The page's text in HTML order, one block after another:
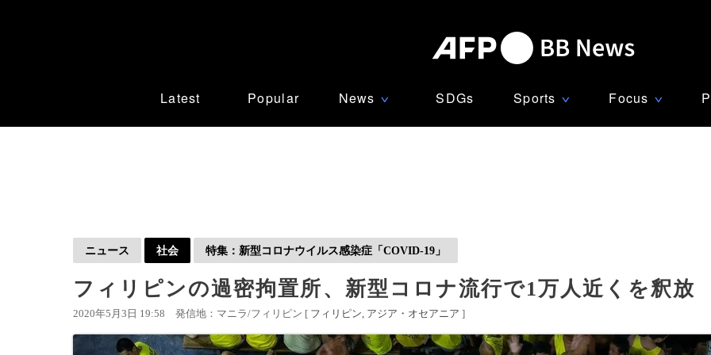
Latest Popular News ∨ SDGs Sports ∨ Focus ∨
ニュース 社会 特集：新型コロナウイルス感染症「COVID-19」
フィリピンの過密拘置所、新型コロナ流行で1万人近くを釈放
2020年5月3日 19:58 発信地：マニラ/フィリピン [ フィリピン アジア・オセアニア ]